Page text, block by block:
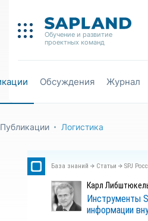
Обучение и развитие
проектных команд
Обсуждения Журнал
Публикации Логистика
База знаний Статьи SPJ
Карл
Инструменты
информации